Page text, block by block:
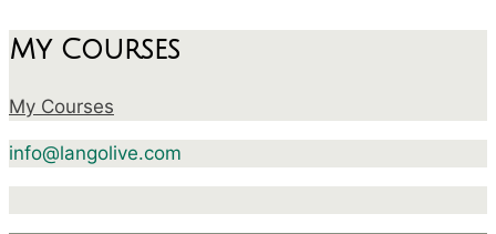
My Courses
My Courses
info@langolive.com